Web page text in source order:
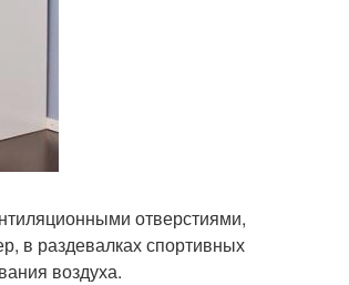
отверстиями,
в раздевалках спортивных
воздуха.